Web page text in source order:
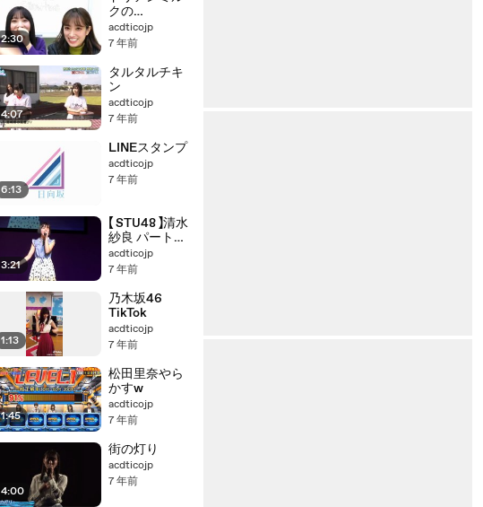
2:30
クの
ShowTime
acdticojp
7 年前
4:07
タルタルチキ
ン
acdticojp
7 年前
6:13
LINEスタンプ
acdticojp
7 年前
3:21
【 STU48 】清水
紗良 パート・
オブ・ユア・
ワールド
acdticojp
7 年前
1:13
乃木坂46
TikTok
acdticojp
7 年前
1:45
松田里奈やら
かすw
acdticojp
7 年前
4:00
街の灯り
acdticojp
7 年前